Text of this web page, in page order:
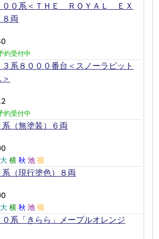
００系＜ＴＨＥ ＲＯＹＡＬ ＥＸ
８両
約受付中
系８０００番台＜スノーラビット
約受付中
（無塗装）６両
大 横 秋 池 宿
（現行塗色）８両
大 横 秋 池 宿
系「きらら」メープルオレンジ